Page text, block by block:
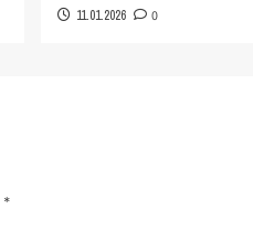
11.01.2026 0
*